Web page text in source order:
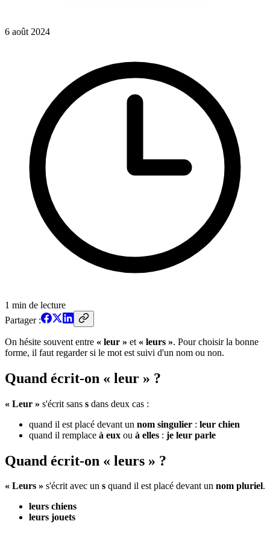
6 août 2024
1 min de lecture
Partager :
On hésite souvent entre « leur » et « leurs ». Pour choisir la bonne
forme, il faut regarder si le mot est suivi d'un nom ou non.
Quand écrit-on « leur » ?
« Leur » s'écrit sans s dans deux cas :
quand il est placé devant un nom singulier : leur chien
quand il remplace à eux ou à elles : je leur parle
Quand écrit-on « leurs » ?
« Leurs » s'écrit avec un s quand il est placé devant un nom pluriel.
leurs chiens
leurs jouets